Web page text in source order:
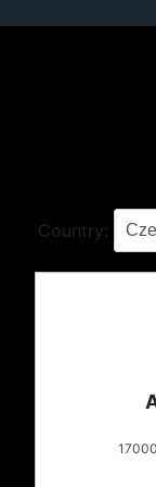
Country:
17000